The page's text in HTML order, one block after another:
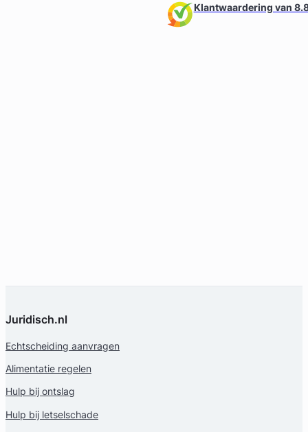
Klantwaardering van
Juridisch.nl
Echtscheiding aanvragen
Alimentatie regelen
Hulp bij ontslag
Hulp bij letselschade